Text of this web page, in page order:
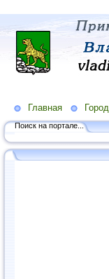
Главная Город
Поиск на портале...